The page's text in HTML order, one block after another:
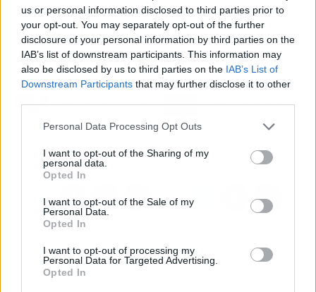
us or personal information disclosed to third parties prior to
your opt-out. You may separately opt-out of the further
disclosure of your personal information by third parties on the
IAB’s list of downstream participants. This information may
also be disclosed by us to third parties on the IAB’s List of
Downstream Participants that may further disclose it to other
Personal Data Processing Opt Outs
I want to opt-out of the Sharing of my
personal data.
Opted In
I want to opt-out of the Sale of my
Personal Data.
Opted In
I want to opt-out of processing my
Personal Data for Targeted Advertising.
Opted In
una era, pero tambiénabrirá la puerta a una
nueva etapaen la que el técnico argentino
buscará nuevas piezas para su engranaje.
Artículo anterior
el Real Madrid
Artículo siguiente
Athletic: si se va Nico,